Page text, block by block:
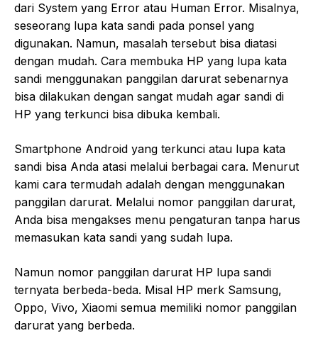
dari System yang Error atau Human Error. Misalnya,
seseorang lupa kata sandi pada ponsel yang
digunakan. Namun, masalah tersebut bisa diatasi
dengan mudah. Cara membuka HP yang lupa kata
sandi menggunakan panggilan darurat sebenarnya
bisa dilakukan dengan sangat mudah agar sandi di
HP yang terkunci bisa dibuka kembali.
Smartphone Android yang terkunci atau lupa kata
sandi bisa Anda atasi melalui berbagai cara. Menurut
kami cara termudah adalah dengan menggunakan
panggilan darurat. Melalui nomor panggilan darurat,
Anda bisa mengakses menu pengaturan tanpa harus
memasukan kata sandi yang sudah lupa.
Namun nomor panggilan darurat HP lupa sandi
ternyata berbeda-beda. Misal HP merk Samsung,
Oppo, Vivo, Xiaomi semua memiliki nomor panggilan
darurat yang berbeda.